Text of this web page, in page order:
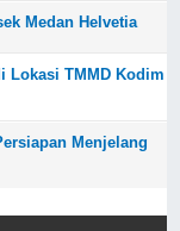
Medan Helvetia
Lokasi TMMD Kodim
Menjelang